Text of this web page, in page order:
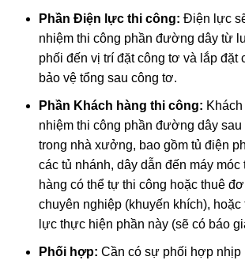
Phần Điện lực thi công: Điện lực
nhiệm thi công phần đường dây từ
phối đến vị trí đặt công tơ và lắp đặt
bảo vệ tổng sau công tơ.
Phần Khách hàng thi công:
nhiệm thi công phần đường dây
trong nhà xưởng, bao gồm tủ điện
các tủ nhánh, dây dẫn đến máy móc
hàng có thể tự thi công hoặc thuê
chuyên nghiệp (khuyến khích),
lực thực hiện phần này (sẽ có báo
Phối hợp: Cần có sự phối hợp nhịp